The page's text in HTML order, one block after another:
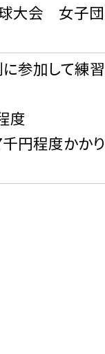
球大会 女子団
参加して練習
度
円程度かかり